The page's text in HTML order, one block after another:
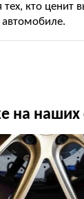
тех, кто ценит
автомобиле.
на наших